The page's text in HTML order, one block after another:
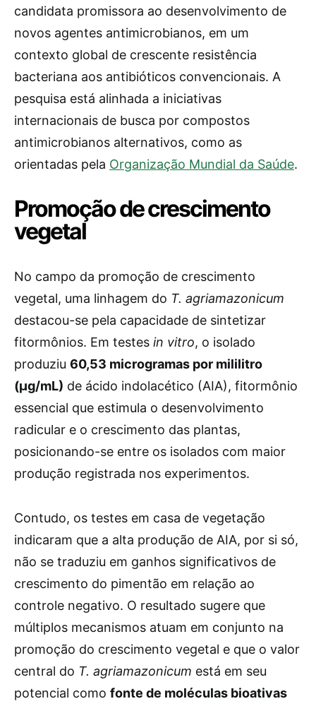
candidata promissora ao desenvolvimento de
novos agentes antimicrobianos, em um
contexto global de crescente resistência
bacteriana aos antibióticos convencionais. A
pesquisa está alinhada a iniciativas
internacionais de busca por compostos
antimicrobianos alternativos, como as
orientadas pela Organização Mundial da Saúde.
Promoção de crescimento
vegetal
No campo da promoção de crescimento
vegetal, uma linhagem do T. agriamazonicum
destacou-se pela capacidade de sintetizar
fitormônios. Em testes in vitro, o isolado
produziu 60,53 microgramas por mililitro
(µg/mL) de ácido indolacético (AIA), fitormônio
essencial que estimula o desenvolvimento
radicular e o crescimento das plantas,
posicionando-se entre os isolados com maior
produção registrada nos experimentos.
Contudo, os testes em casa de vegetação
indicaram que a alta produção de AIA, por si só,
não se traduziu em ganhos significativos de
crescimento do pimentão em relação ao
controle negativo. O resultado sugere que
múltiplos mecanismos atuam em conjunto na
promoção do crescimento vegetal e que o valor
central do T. agriamazonicum está em seu
potencial como fonte de moléculas bioativas